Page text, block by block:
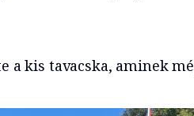
a kis tavacska, aminek